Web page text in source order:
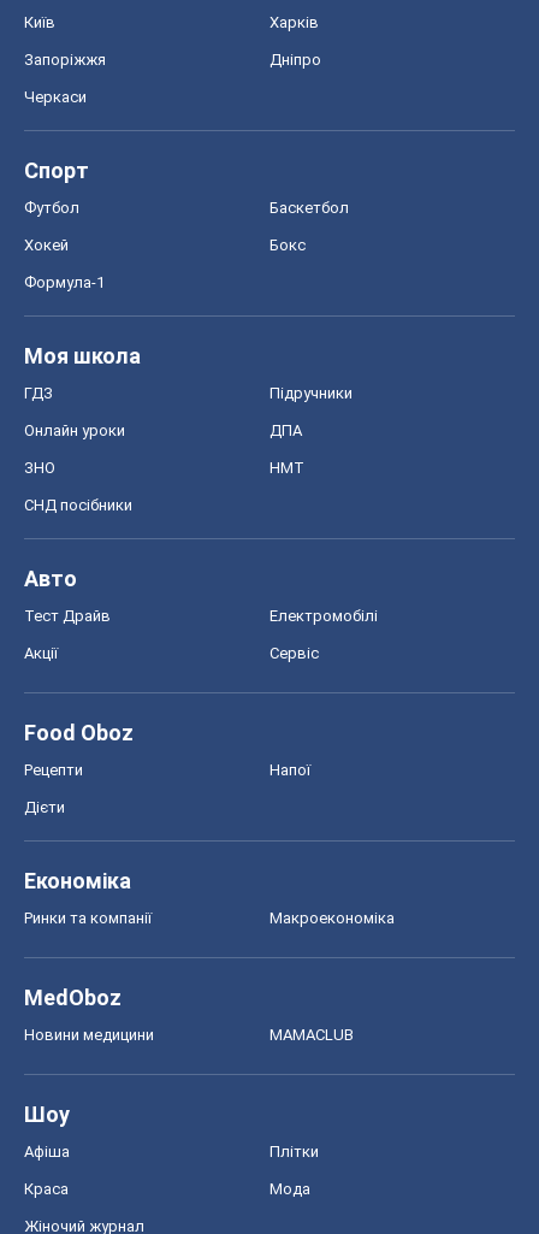
Київ Харків
Запоріжжя Дніпро
Черкаси
Спорт
Футбол Баскетбол
Хокей Бокс
Формула-1
Моя школа
ГДЗ Підручники
Онлайн уроки ДПА
ЗНО НМТ
СНД посібники
Авто
Тест Драйв Електромобілі
Акції Сервіс
Food Oboz
Рецепти Напої
Дієти
Економіка
Ринки та компанії Макроекономіка
MedOboz
Новини медицини MAMACLUB
Шоу
Афіша Плітки
Краса Мода
Жіночий журнал